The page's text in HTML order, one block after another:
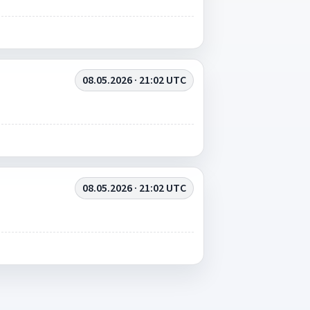
08.05.2026 · 21:02 UTC
08.05.2026 · 21:02 UTC